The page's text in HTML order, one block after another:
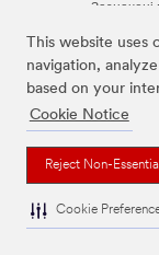
This website uses
navigation,
based on your
Cookie Notice
Reject Non-
Cookie